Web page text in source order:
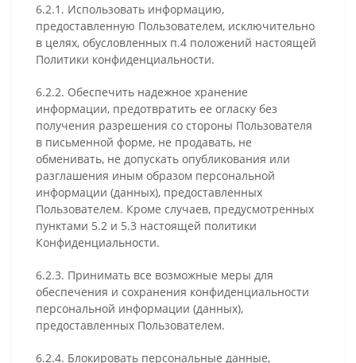
6.2.1. Использовать информацию,
предоставленную Пользователем, исключительно
в целях, обусловленных п.4 положений настоящей
Политики конфиденциальности.
6.2.2. Обеспечить надежное хранение
информации, предотвратить ее огласку без
получения разрешения со стороны Пользователя
в письменной форме, не продавать, не
обменивать, не допускать опубликования или
разглашения иным образом персональной
информации (данных), предоставленных
Пользователем. Кроме случаев, предусмотренных
пунктами 5.2 и 5.3 настоящей политики
Конфиденциальности.
6.2.3. Принимать все возможные меры для
обеспечения и сохранения конфиденциальности
персональной информации (данных),
предоставленных Пользователем.
6.2.4. Блокировать персональные данные,